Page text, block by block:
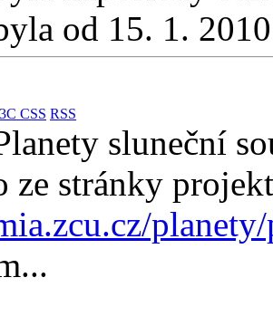
od 15. 1.
CSS RSS
sluneční
ze stránky